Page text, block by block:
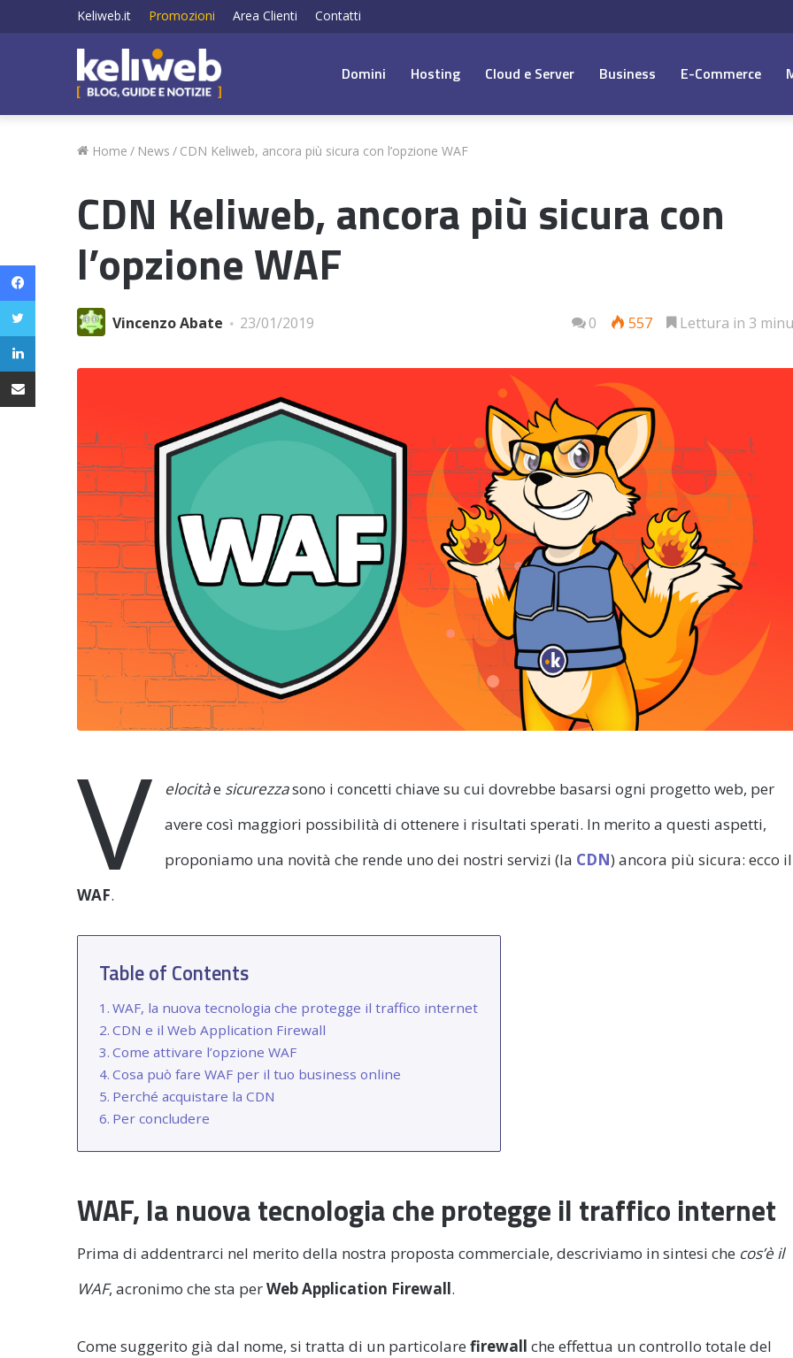
Keliweb.it Promozioni Area Clienti Contatti
Domini Hosting Cloud e Server Business E-Commerce
Home / News / CDN Keliweb, ancora più sicura con l’opzione WAF
CDN Keliweb, ancora più sicura con
l’opzione WAF
Vincenzo Abate 23/01/2019 0 557 Lettura in 3
V elocitàe sicurezzasono i concetti chiave su cui dovrebbe basarsi ogni progetto web, per
avere così maggiori possibilità di ottenere i risultati sperati. In merito a questi aspetti,
proponiamo una novità che rende uno dei nostri servizi (la CDN) ancora più sicura: ecco il
WAF.
Table of Contents
WAF, la nuova tecnologia che protegge il traffico internet
CDN e il Web Application Firewall
Come attivare l’opzione WAF
Cosa può fare WAF per il tuo business online
Perché acquistare la CDN
Per concludere
WAF, la nuova tecnologia che protegge il traffico internet
Prima di addentrarci nel merito della nostra proposta commerciale, descriviamo in sintesi che cos’è il
WAF, acronimo che sta perWeb Application Firewall.
Come suggerito già dal nome, si tratta di un particolare firewall che effettua un controllo totale del
Facebook
Twitter
LinkedIn
Condividi via email